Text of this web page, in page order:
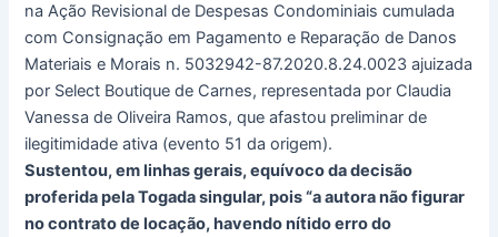
na Ação Revisional de Despesas Condominiais cumulada
com Consignação em Pagamento e Reparação de Danos
Materiais e Morais n. 5032942-87.2020.8.24.0023 ajuizada
por Select Boutique de Carnes, representada por Claudia
Vanessa de Oliveira Ramos, que afastou preliminar de
ilegitimidade ativa (evento 51 da origem).
Sustentou, em linhas gerais, equívoco da decisão
proferida pela Togada singular, pois “a autora não figurar
no contrato de locação, havendo nítido erro do